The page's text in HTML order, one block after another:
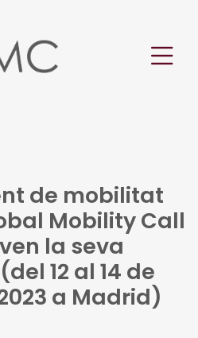
de mobilitat
Mobility Call
la seva
12 al 14 de
a Madrid)